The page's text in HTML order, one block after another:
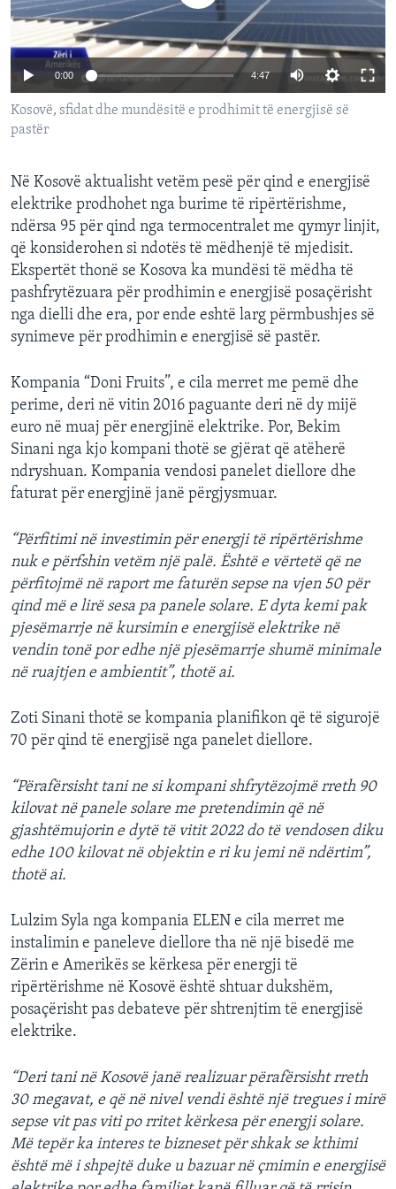
INTERVISTA
DITARI
0:00 4:47
Kosovë, sfidat dhe mundësitë e prodhimit të energjisë së
pastër
Në Kosovë aktualisht vetëm pesë për qind e energjisë
elektrike prodhohet nga burime të ripërtërishme,
ndërsa 95 për qind nga termocentralet me qymyr linjit,
që konsiderohen si ndotës të mëdhenjë të mjedisit.
Ekspertët thonë se Kosova ka mundësi të mëdha të
pashfrytëzuara për prodhimin e energjisë posaçërisht
nga dielli dhe era, por ende eshtë larg përmbushjes së
synimeve për prodhimin e energjisë së pastër.
Kompania “Doni Fruits”, e cila merret me pemë dhe
perime, deri në vitin 2016 paguante deri në dy mijë
euro në muaj për energjinë elektrike. Por, Bekim
Sinani nga kjo kompani thotë se gjërat që atëherë
ndryshuan. Kompania vendosi panelet diellore dhe
faturat për energjinë janë përgjysmuar.
“Përfitimi në investimin për energji të ripërtërishme
nuk e përfshin vetëm një palë. Është e vërtetë që ne
përfitojmë në raport me faturën sepse na vjen 50 për
qind më e lirë sesa pa panele solare. E dyta kemi pak
pjesëmarrje në kursimin e energjisë elektrike në
vendin tonë por edhe një pjesëmarrje shumë minimale
në ruajtjen e ambientit”, thotë ai.
Zoti Sinani thotë se kompania planifikon që të sigurojë
70 për qind të energjisë nga panelet diellore.
“Përafërsisht tani ne si kompani shfrytëzojmë rreth 90
kilovat në panele solare me pretendimin që në
gjashtëmujorin e dytë të vitit 2022 do të vendosen diku
edhe 100 kilovat në objektin e ri ku jemi në ndërtim”,
thotë ai.
Lulzim Syla nga kompania ELEN e cila merret me
instalimin e paneleve diellore tha në një bisedë me
Zërin e Amerikës se kërkesa për energji të
ripërtërishme në Kosovë është shtuar dukshëm,
posaçërisht pas debateve për shtrenjtim të energjisë
elektrike.
“Deri tani në Kosovë janë realizuar përafërsisht rreth
30 megavat, e që në nivel vendi është një tregues i mirë
sepse vit pas viti po rritet kërkesa për energji solare.
Më tepër ka interes te bizneset për shkak se kthimi
është më i shpejtë duke u bazuar në çmimin e energjisë